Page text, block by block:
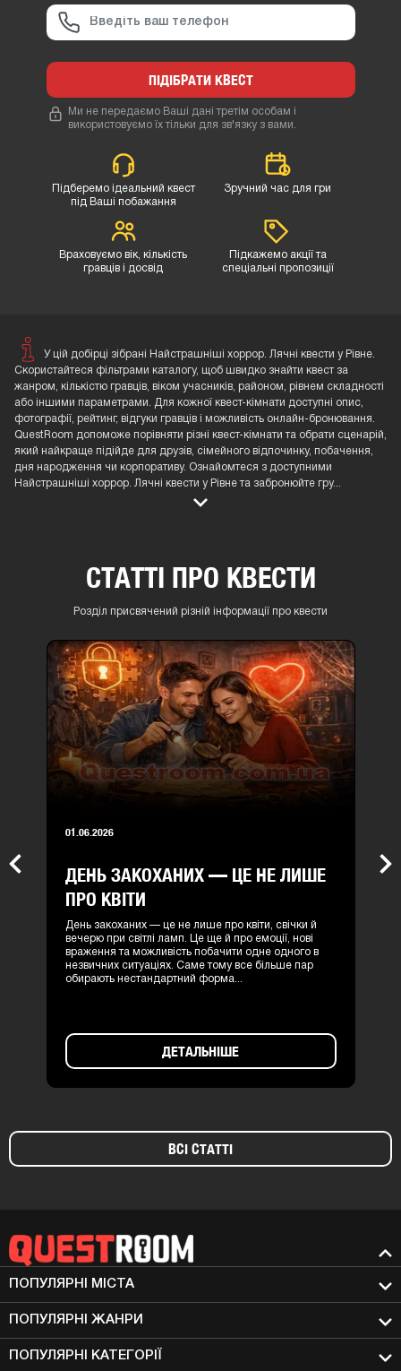
ПІДІБРАТИ КВЕСТ
Ми не передаємо Ваші дані третім особам і
використовуємо їх тільки для зв'язку з вами.
Підберемо ідеальний квест
під Ваші побажання
Зручний час для гри
Враховуємо вік, кількість
гравців і досвід
Підкажемо акції та
спеціальні пропозиції
У цій добірці зібрані Найстрашніші хоррор. Лячні квести у Рівне.
Скористайтеся фільтрами каталогу, щоб швидко знайти квест за
жанром, кількістю гравців, віком учасників, районом, рівнем складності
або іншими параметрами. Для кожної квест-кімнати доступні опис,
фотографії, рейтинг, відгуки гравців і можливість онлайн-бронювання.
QuestRoom допоможе порівняти різні квест-кімнати та обрати сценарій,
який найкраще підійде для друзів, сімейного відпочинку, побачення,
дня народження чи корпоративу. Ознайомтеся з доступними
Найстрашніші хоррор. Лячні квести у Рівне та забронюйте гру...
СТАТТІ ПРО КВЕСТИ
Розділ присвячений різній інформації про квести
Previous
ДЕНЬ ЗАКОХАНИХ — ЦЕ НЕ ЛИШЕ
ПРО КВІТИ
День закоханих — це не лише про квіти, свічки й
вечерю при світлі ламп. Це ще й про емоції, нові
враження та можливість побачити одне одного в
незвичних ситуаціях. Саме тому все більше пар
обирають нестандартний форма...
01.06.2026
ДЕТАЛЬНІШЕ
ВСІ СТАТТІ
ПОПУЛЯРНІ МIСТА
ПОПУЛЯРНІ ЖАНРИ
ПОПУЛЯРНІ КАТЕГОРІЇ